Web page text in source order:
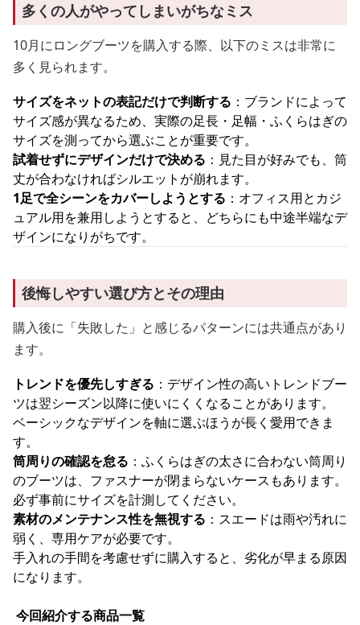
多くの人がやってしまいがちなミス
10月にロングブーツを購入する際、以下のミスは非常に
多く見られます。
サイズをネットの表記だけで判断する ：ブランドによって
サイズ感が異なるため、実際の足長・足幅・ふくらはぎの
サイズを測ってから選ぶことが重要です。
試着せずにデザインだけで決める ：見た目が好みでも、筒
丈が合わなければシルエットが崩れます。
1足で全シーンをカバーしようとする ：オフィス用とカジ
ュアル用を兼用しようとすると、どちらにも中途半端なデ
ザインになりがちです。
後悔しやすい選び方とその理由
購入後に「失敗した」と感じるパターンには共通点があり
ます。
トレンドを優先しすぎる ：デザイン性の高いトレンドブー
ツは翌シーズン以降に使いにくくなることがあります。
ベーシックなデザインを軸に選ぶほうが長く愛用できま
す。
筒周りの確認を怠る ：ふくらはぎの太さに合わない筒周り
のブーツは、ファスナーが閉まらないケースもあります。
必ず事前にサイズを計測してください。
素材のメンテナンス性を無視する ：スエードは雨や汚れに
弱く、専用ケアが必要です。
手入れの手間を考慮せずに購入すると、劣化が早まる原因
になります。
今回紹介する商品一覧